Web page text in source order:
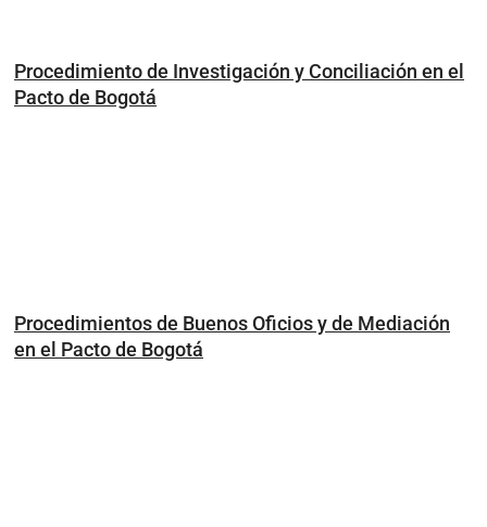
Procedimiento de Investigación y Conciliación en el
Pacto de Bogotá
Procedimientos de Buenos Oficios y de Mediación
en el Pacto de Bogotá